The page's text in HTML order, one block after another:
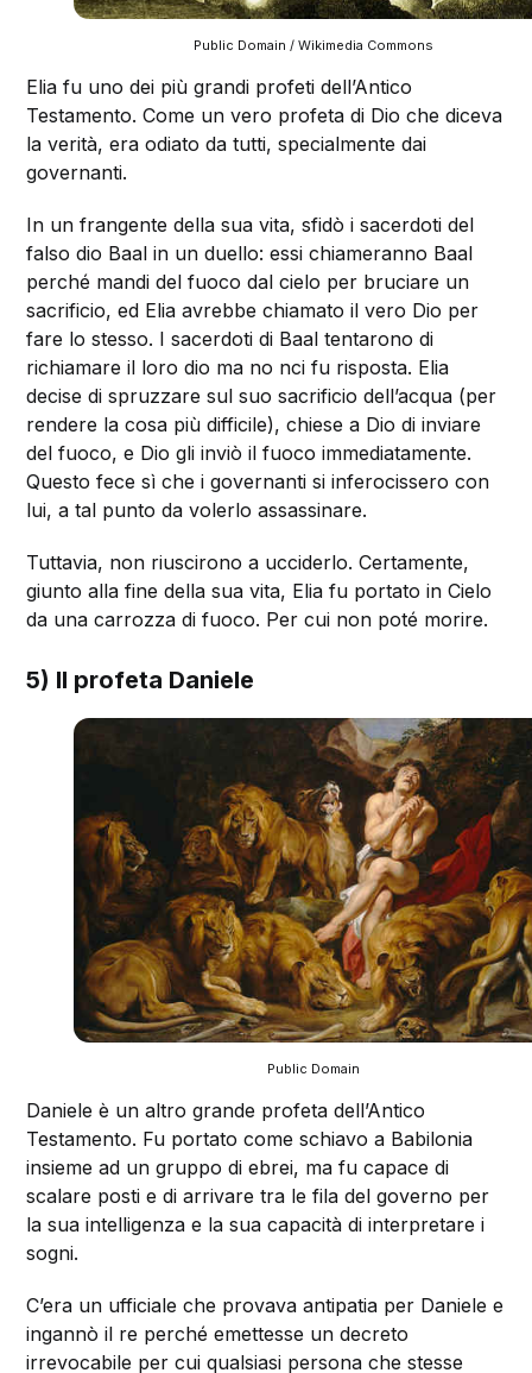
Public Domain / Wikimedia Commons
Elia fu uno dei più grandi profeti dell’Antico
Testamento. Come un vero profeta di Dio che diceva
la verità, era odiato da tutti, specialmente dai
governanti.
In un frangente della sua vita, sfidò i sacerdoti del
falso dio Baal in un duello: essi chiameranno Baal
perché mandi del fuoco dal cielo per bruciare un
sacrificio, ed Elia avrebbe chiamato il vero Dio per
fare lo stesso. I sacerdoti di Baal tentarono di
richiamare il loro dio ma no nci fu risposta. Elia
decise di spruzzare sul suo sacrificio dell’acqua (per
rendere la cosa più difficile), chiese a Dio di inviare
del fuoco, e Dio gli inviò il fuoco immediatamente.
Questo fece sì che i governanti si inferocissero con
lui, a tal punto da volerlo assassinare.
Tuttavia, non riuscirono a ucciderlo. Certamente,
giunto alla fine della sua vita, Elia fu portato in Cielo
da una carrozza di fuoco. Per cui non poté morire.
5) Il profeta Daniele
Public Domain
Daniele è un altro grande profeta dell’Antico
Testamento. Fu portato come schiavo a Babilonia
insieme ad un gruppo di ebrei, ma fu capace di
scalare posti e di arrivare tra le fila del governo per
la sua intelligenza e la sua capacità di interpretare i
sogni.
C’era un ufficiale che provava antipatia per Daniele e
ingannò il re perché emettesse un decreto
irrevocabile per cui qualsiasi persona che stesse